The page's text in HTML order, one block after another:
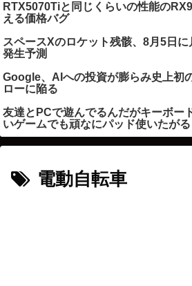
RTX5070Tiと同じくらいの性能の
える価格バグ
スペースXのロケット残骸、8月5日
発生予測
Google、AIへの投資が膨らみ史上初
ローに陥る
友達とPCで遊んでるんだがキーボー
いゲームでも頑なにパッド使いたがる
電動自転車